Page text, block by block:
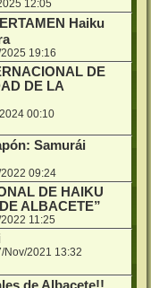
12:05
Haiku
19:16
DE
DE LA
00:10
Samurái
09:24
DE HAIKU
ALBACETE”
11:25
Nov/2021 13:32